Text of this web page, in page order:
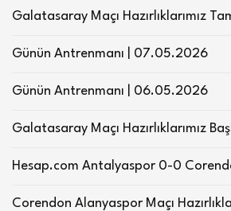
Galatasaray Maçı Hazırlıklarımız
Günün Antrenmanı | 07.05.2026
Günün Antrenmanı | 06.05.2026
Galatasaray Maçı Hazırlıklarımız
Hesap.com Antalyaspor 0-0
Corendon Alanyaspor Maçı